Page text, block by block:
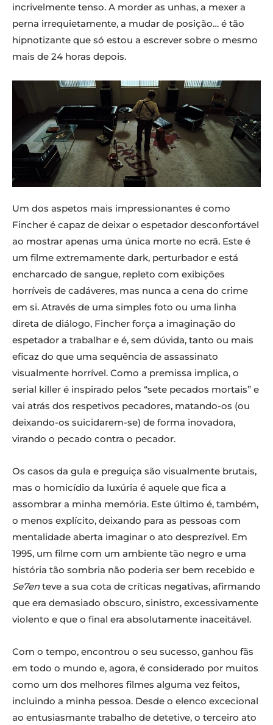
incrivelmente tenso. A morder as unhas, a mexer a
perna irrequietamente, a mudar de posição… é tão
hipnotizante que só estou a escrever sobre o mesmo
mais de 24 horas depois.
Um dos aspetos mais impressionantes é como
Fincher é capaz de deixar o espetador desconfortável
ao mostrar apenas uma única morte no ecrã. Este é
um filme extremamente dark, perturbador e está
encharcado de sangue, repleto com exibições
horríveis de cadáveres, mas nunca a cena do crime
em si. Através de uma simples foto ou uma linha
direta de diálogo, Fincher força a imaginação do
espetador a trabalhar e é, sem dúvida, tanto ou mais
eficaz do que uma sequência de assassinato
visualmente horrível. Como a premissa implica, o
serial killer é inspirado pelos “sete pecados mortais” e
vai atrás dos respetivos pecadores, matando-os (ou
deixando-os suicidarem-se) de forma inovadora,
virando o pecado contra o pecador.
Os casos da gula e preguiça são visualmente brutais,
mas o homicídio da luxúria é aquele que fica a
assombrar a minha memória. Este último é, também,
o menos explícito, deixando para as pessoas com
mentalidade aberta imaginar o ato desprezível. Em
1995, um filme com um ambiente tão negro e uma
história tão sombria não poderia ser bem recebido e
Se7enteve a sua cota de críticas negativas, afirmando
que era demasiado obscuro, sinistro, excessivamente
violento e que o final era absolutamente inaceitável.
Com o tempo, encontrou o seu sucesso, ganhou fãs
em todo o mundo e, agora, é considerado por muitos
como um dos melhores filmes alguma vez feitos,
incluindo a minha pessoa. Desde o elenco excecional
ao entusiasmante trabalho de detetive, o terceiro ato